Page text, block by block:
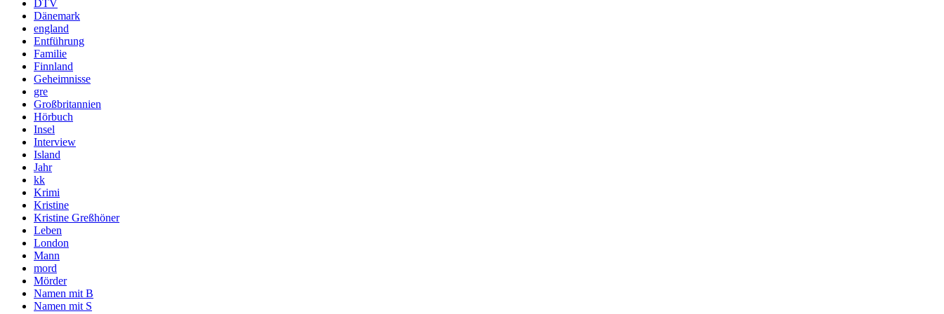
DTV
Dänemark
england
Entführung
Familie
Finnland
Geheimnisse
gre
Großbritannien
Hörbuch
Insel
Interview
Island
Jahr
kk
Krimi
Kristine
Kristine Greßhöner
Leben
London
Mann
mord
Mörder
Namen mit B
Namen mit S